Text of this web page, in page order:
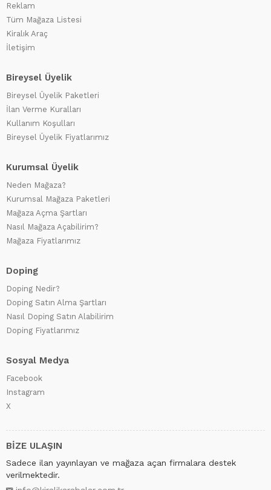
Reklam
Tüm Mağaza Listesi
Kiralık Araç
İletişim
Bireysel Üyelik
Bireysel Üyelik Paketleri
İlan Verme Kuralları
Kullanım Koşulları
Bireysel Üyelik Fiyatlarımız
Kurumsal Üyelik
Neden Mağaza?
Kurumsal Mağaza Paketleri
Mağaza Açma Şartları
Nasıl Mağaza Açabilirim?
Mağaza Fiyatlarımız
Doping
Doping Nedir?
Doping Satın Alma Şartları
Nasıl Doping Satın Alabilirim
Doping Fiyatlarımız
Sosyal Medya
Facebook
Instagram
X
BİZE ULAŞIN
Sadece ilan yayınlayan ve mağaza açan firmalara destek
verilmektedir.